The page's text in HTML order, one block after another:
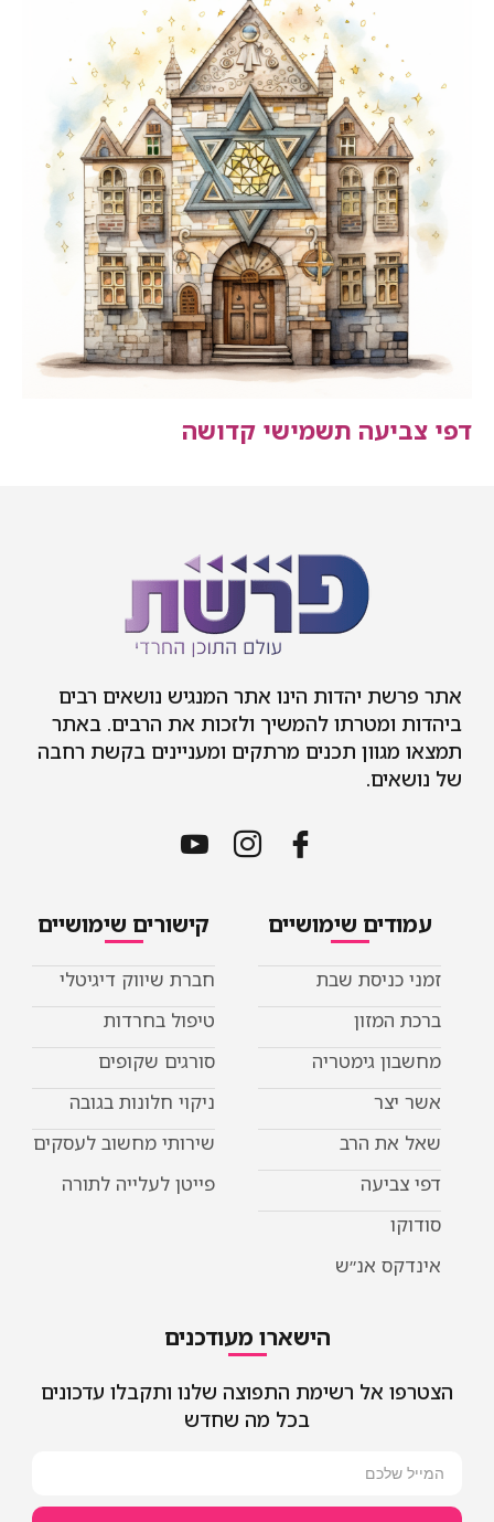
דפי צביעה תשמישי קדושה
אתר פרשת יהדות הינו אתר המנגיש נושאים רבים
ביהדות ומטרתו להמשיך ולזכות את הרבים. באתר
תמצאו מגוון תכנים מרתקים ומעניינים בקשת רחבה
של נושאים.
עמודים שימושיים
זמני כניסת שבת
ברכת המזון
מחשבון גימטריה
אשר יצר
שאל את הרב
דפי צביעה
סודוקו
אינדקס אנ״ש
קישורים שימושיים
חברת שיווק דיגיטלי
טיפול בחרדות
סורגים שקופים
ניקוי חלונות בגובה
שירותי מחשוב לעסקים
פייטן לעלייה לתורה
הישארו מעודכנים
הצטרפו אל רשימת התפוצה שלנו ותקבלו עדכונים
בכל מה שחדש